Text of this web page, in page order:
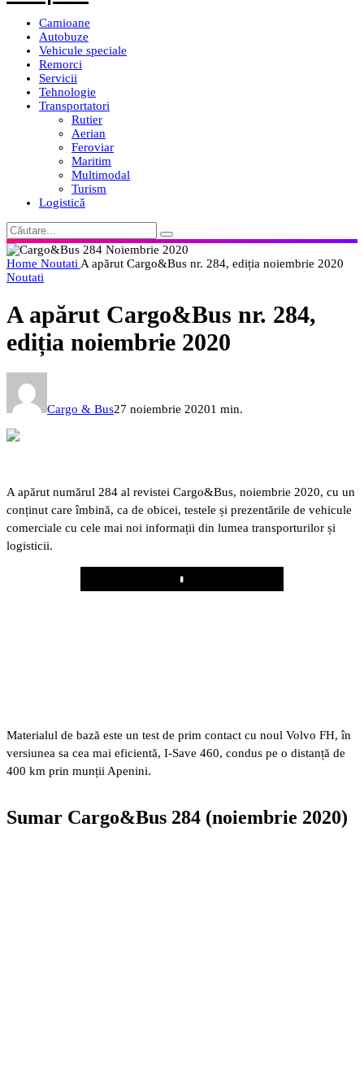
Camioane
Autobuze
Vehicule speciale
Remorci
Servicii
Tehnologie
Transportatori
Rutier
Aerian
Feroviar
Maritim
Multimodal
Turism
Logistică
Home Noutati A apărut Cargo&Bus nr. 284, ediția noiembrie 2020
Noutati
A apărut Cargo&Bus nr. 284,
ediția noiembrie 2020
Cargo & Bus27 noiembrie 20201 min.
A apărut numărul 284 al revistei Cargo&Bus, noiembrie 2020, cu un
conținut care îmbină, ca de obicei, testele și prezentările de vehicule
comerciale cu cele mai noi informații din lumea transporturilor și
logisticii.
Play
Materialul de bază este un test de prim contact cu noul Volvo FH, în
versiunea sa cea mai eficientă, I-Save 460, condus pe o distanță de
400 km prin munții Apenini.
Sumar Cargo&Bus 284 (noiembrie 2020)